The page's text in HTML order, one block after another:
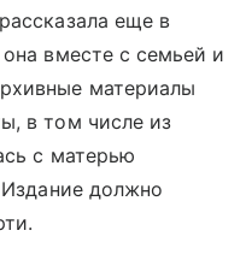
еще в
вместе с семьей и
материалы
в том числе из
с матерью
должно